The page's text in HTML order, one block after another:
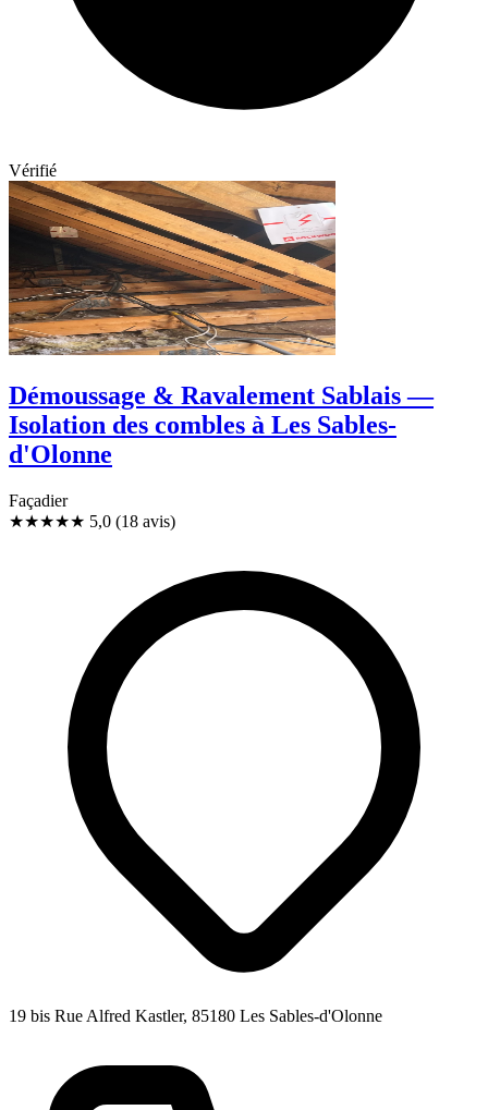
Vérifié
Démoussage & Ravalement Sablais —
Isolation des combles à Les Sables-
d'Olonne
Façadier
★★★★★ 5,0 (18 avis)
19 bis Rue Alfred Kastler, 85180 Les Sables-d'Olonne